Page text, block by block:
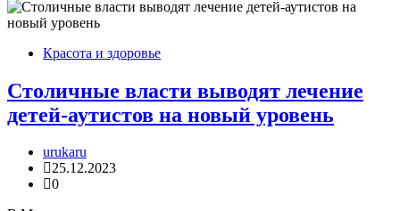
Красота и здоровье
Столичные власти выводят лечение
детей-аутистов на новый уровень
urukaru
25.12.2023
0